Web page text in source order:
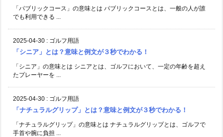
「パブリックコース」の意味とは パブリックコースとは、一般の人が誰
でも利用できる ...
2025-04-30 : ゴルフ用語
「シニア」とは？意味と例文が３秒でわかる！
「シニア」の意味とは シニアとは、ゴルフにおいて、一定の年齢を超え
たプレーヤーを ...
2025-04-30 : ゴルフ用語
「ナチュラルグリップ」とは？意味と例文が３秒でわかる！
「ナチュラルグリップ」の意味とは ナチュラルグリップとは、ゴルフで
手首や腕に負担 ...